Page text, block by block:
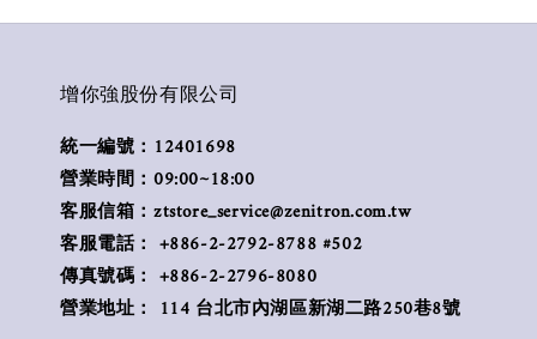
增你強股份有限公司
統一編號：12401698
營業時間：09:00~18:00
客服信箱：ztstore_service@zenitron.com.tw
客服電話： +886-2-2792-8788 #502
傳真號碼： +886-2-2796-8080
營業地址： 114 台北市內湖區新湖二路250巷8號